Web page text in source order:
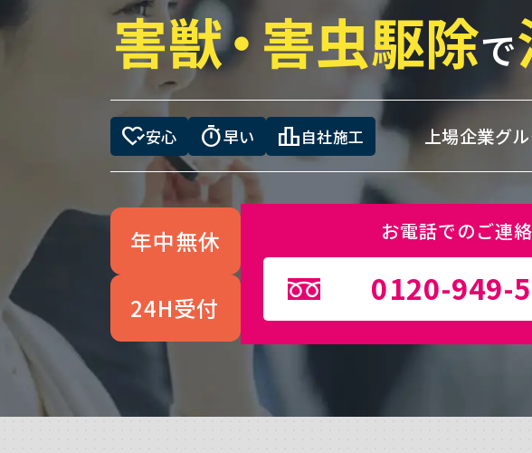
害獣・害虫駆除で
heart_check安心 timer早い leaderboard自社施工 上場企業グ
年中無休
24H受付
お電話でのご連絡
0120-949-